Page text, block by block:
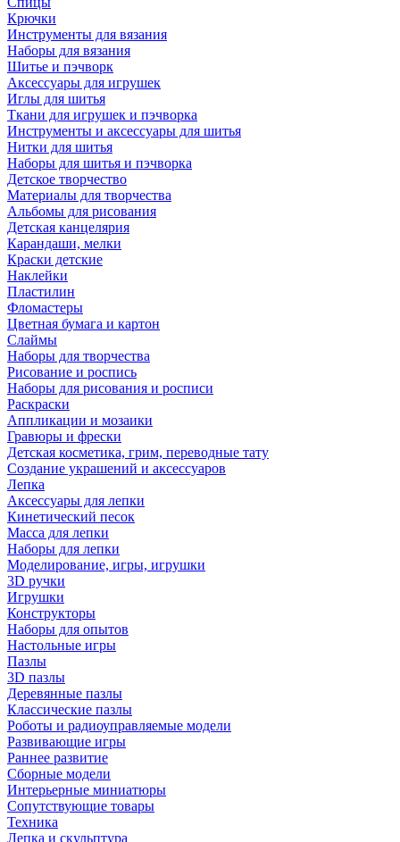
Крючки
Инструменты для вязания
Наборы для вязания
Шитье и пэчворк
Аксессуары для игрушек
Иглы для шитья
Ткани для игрушек и пэчворка
Инструменты и аксессуары для шитья
Нитки для шитья
Наборы для шитья и пэчворка
Детское творчество
Материалы для творчества
Альбомы для рисования
Детская канцелярия
Карандаши, мелки
Краски детские
Наклейки
Пластилин
Фломастеры
Цветная бумага и картон
Слаймы
Наборы для творчества
Рисование и роспись
Наборы для рисования и росписи
Раскраски
Аппликации и мозаики
Гравюры и фрески
Детская косметика, грим, переводные тату
Создание украшений и аксессуаров
Лепка
Аксессуары для лепки
Кинетический песок
Масса для лепки
Наборы для лепки
Моделирование, игры, игрушки
3D ручки
Игрушки
Конструкторы
Наборы для опытов
Настольные игры
Пазлы
3D пазлы
Деревянные пазлы
Классические пазлы
Роботы и радиоуправляемые модели
Развивающие игры
Раннее развитие
Сборные модели
Интерьерные миниатюры
Сопутствующие товары
Техника
Лепка и скульптура